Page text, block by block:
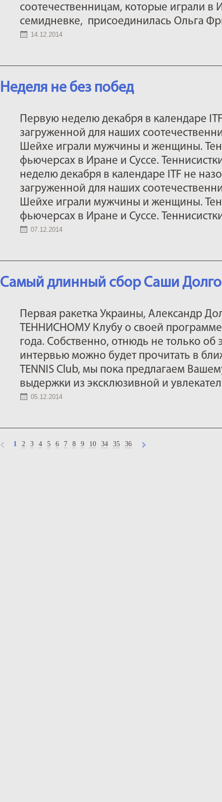
соотечественницам, которые играли в
семидневке, присоединилась Ольга
14.12.2014
Неделя не без побед
Первую неделю декабря в календаре
загруженной для наших
Шейхе играли мужчины и женщины.
фьючерсах в Иране и Суссе.
неделю декабря в календаре ITF не
загруженной для наших
Шейхе играли мужчины и женщины.
фьючерсах в Иране и Суссе.
07.12.2014
Самый длинный сбор Саши
Первая ракетка Украины, Александр
ТЕННИСНОМУ Клубу о своей программе
года. Собственно, отнюдь не только
интервью можно будет прочитать в
TENNIS Club, мы пока предлагаем
выдержки из эксклюзивной и
05.12.2014
1 2 3 4 5 6 7 8 9 10 34 35 36